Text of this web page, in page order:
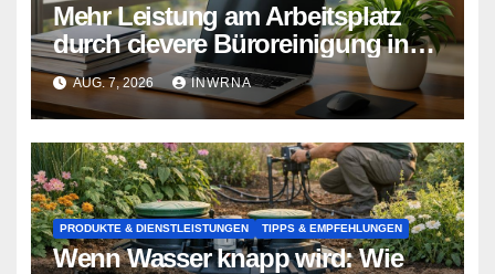
Mehr Leistung am Arbeitsplatz
durch clevere Büroreinigung in
Essen
AUG. 7, 2026 INWRNA
PRODUKTE & DIENSTLEISTUNGEN TIPPS & EMPFEHLUNGEN
Wenn Wasser knapp wird: Wie